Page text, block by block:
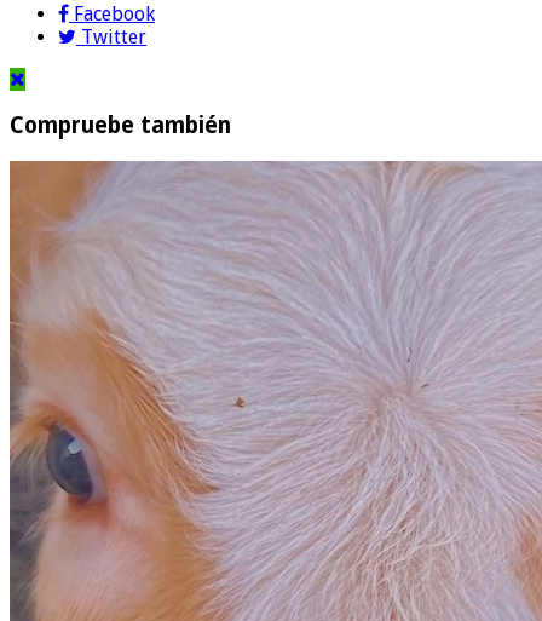
Facebook
Twitter
Compruebe también